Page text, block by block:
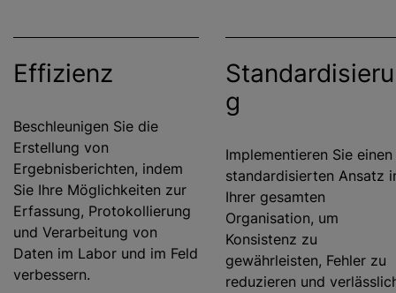
Effizienz
Beschleunigen Sie die
Erstellung von
Ergebnisberichten, indem
Sie Ihre Möglichkeiten zur
Erfassung, Protokollierung
und Verarbeitung von
Daten im Labor und im Feld
verbessern.
g
Implementieren Sie einen
standardisierten Ansatz
Ihrer gesamten
Organisation, um
Konsistenz zu
gewährleisten, Fehler zu
reduzieren und